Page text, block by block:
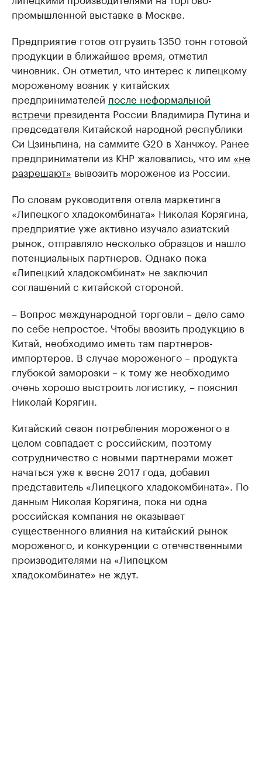
промышленной выставке в Москве.
Предприятие готов отгрузить 1350 тонн готовой
продукции в ближайшее время, отметил
чиновник. Он отметил, что интерес к липецкому
мороженому возник у китайских
предпринимателей после неформальной
встречи президента России Владимира Путина и
председателя Китайской народной республики
Си Цзиньпина, на саммите G20 в Ханчжоу. Ранее
предприниматели из КНР жаловались, что им «не
разрешают» вывозить мороженое из России.
По словам руководителя отела маркетинга
«Липецкого хладокомбината» Николая Корягина,
предприятие уже активно изучало азиатский
рынок, отправляло несколько образцов и нашло
потенциальных партнеров. Однако пока
«Липецкий хладокомбинат» не заключил
соглашений с китайской стороной.
– Вопрос международной торговли – дело само
по себе непростое. Чтобы ввозить продукцию в
Китай, необходимо иметь там партнеров-
импортеров. В случае мороженого – продукта
глубокой заморозки – к тому же необходимо
очень хорошо выстроить логистику, – пояснил
Николай Корягин.
Китайский сезон потребления мороженого в
целом совпадает с российским, поэтому
сотрудничество с новыми партнерами может
начаться уже к весне 2017 года, добавил
представитель «Липецкого хладокомбината». По
данным Николая Корягина, пока ни одна
российская компания не оказывает
существенного влияния на китайский рынок
мороженого, и конкуренции с отечественными
производителями на «Липецком
хладокомбинате» не ждут.